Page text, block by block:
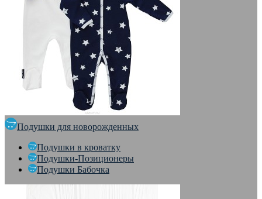
Подушки для новорожденных
Подушки в кроватку
Подушки-Позиционеры
Подушки Бабочка